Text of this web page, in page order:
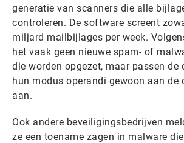
generatie van scanners die alle
controleren. De software screent
miljard mailbijlages per week.
het vaak geen nieuwe spam- of
die worden opgezet, maar passen de
hun modus operandi gewoon aan de
aan.
Ook andere beveiligingsbedrijven
ze een toename zagen in malware